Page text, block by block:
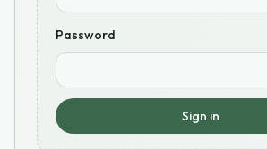
Password
Sign in